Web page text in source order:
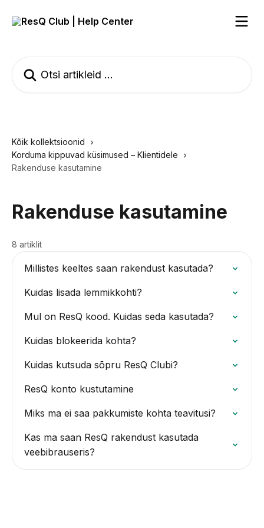
Kõik kollektsioonid
Korduma kippuvad küsimused – Klientidele
Rakenduse kasutamine
Rakenduse kasutamine
8 artiklit
Millistes keeltes saan rakendust kasutada?
Kuidas lisada lemmikkohti?
Mul on ResQ kood. Kuidas seda kasutada?
Kuidas blokeerida kohta?
Kuidas kutsuda sõpru ResQ Clubi?
ResQ konto kustutamine
Miks ma ei saa pakkumiste kohta teavitusi?
Kas ma saan ResQ rakendust kasutada
veebibrauseris?